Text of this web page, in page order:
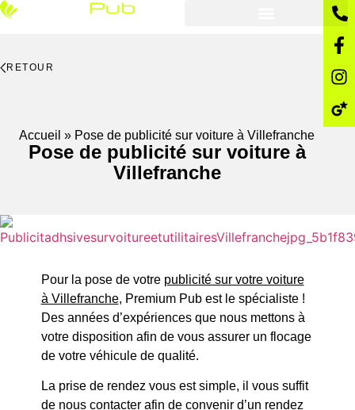
RETOUR
Accueil » Pose de publicité sur voiture à Villefranche
Pose de publicité sur voiture à
Villefranche
Pour la pose de votre publicité sur votre voiture
à Villefranche, Premium Pub est le spécialiste !
Des années d’expériences que nous mettons à
votre disposition afin de vous assurer un flocage
de votre véhicule de qualité.
La prise de rendez vous est simple, il vous suffit
de nous contacter afin de convenir d’un rendez